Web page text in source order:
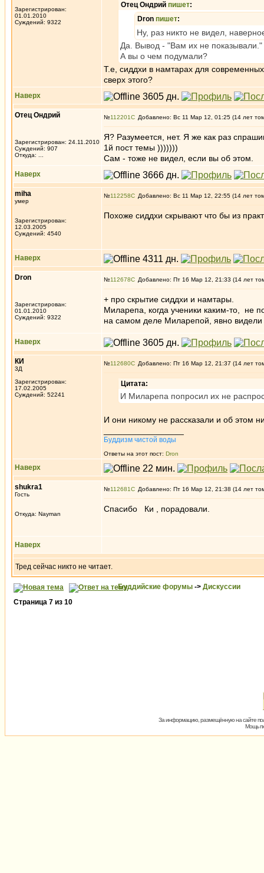
Зарегистрирован:
01.01.2010
Суждений: 9322
Отец Ондрий пишет:
Dron пишет:
Ну, раз никто не видел,
Да. Вывод - "Вам их не показывали."
А вы о чем подумали?
Т.е, сиддхи в намтарах для
сверх этого?
Наверх
Отец Ондрий
Зарегистрирован: 24.11.2010
Суждений: 907
Откуда: ...
№112201 Добавлено: Вс 11 Мар 12, 01:25 (14 лет
Я? Разумеется, нет. Я же как раз
1й пост темы )))))))
Сам - тоже не видел, если вы об этом.
Наверх
miha
умер
Зарегистрирован:
12.03.2005
Суждений: 4540
№112258 Добавлено: Вс 11 Мар 12, 22:55 (14 лет
Похоже сиддхи скрывают что бы из
Наверх
Dron
Зарегистрирован:
01.01.2010
Суждений: 9322
№112678 Добавлено: Пт 16 Мар 12, 21:33 (14 лет
+ про скрытие сиддхи и намтары.
Миларепа, когда ученики каким-то, не
на самом деле Миларепой, явно видели
Наверх
КИ
3Д
Зарегистрирован:
17.02.2005
Суждений: 52241
№112680 Добавлено: Пт 16 Мар 12, 21:37 (14 лет
Цитата:
И Миларепа попросил их не
И они никому не рассказали и об этом
Буддизм чистой воды
Ответы на этот пост: Dron
Наверх
shukra1
Гость
Откуда: Nayman
№112681 Добавлено: Пт 16 Мар 12, 21:38 (14 лет
Спасибо Ки , порадовали.
Наверх
Тред сейчас никто не читает.
Буддийские форумы -> Дискуссии
Страница 7 из 10
За информацию, размещённую на сайте
Мощь